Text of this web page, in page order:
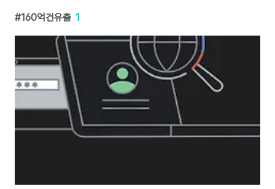
160억건유출 1